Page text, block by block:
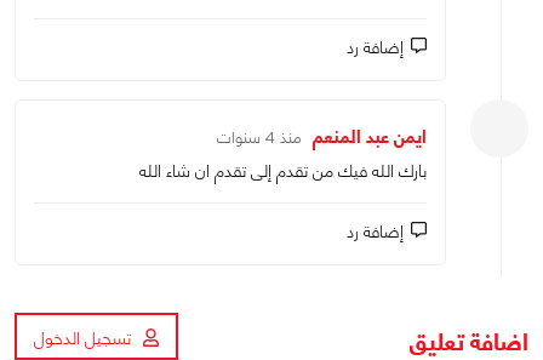
إضافة رد
ايمن عبد المنعم منذ 4 سنوات
بارك الله فيك من تقدم إلى تقدم ان شاء الله
إضافة رد
اضافة تعليق تسجيل الدخول